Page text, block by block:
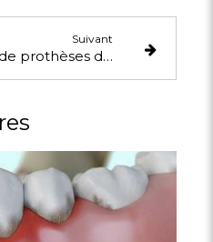
Suivant
Les différents types de prothèses dentaires